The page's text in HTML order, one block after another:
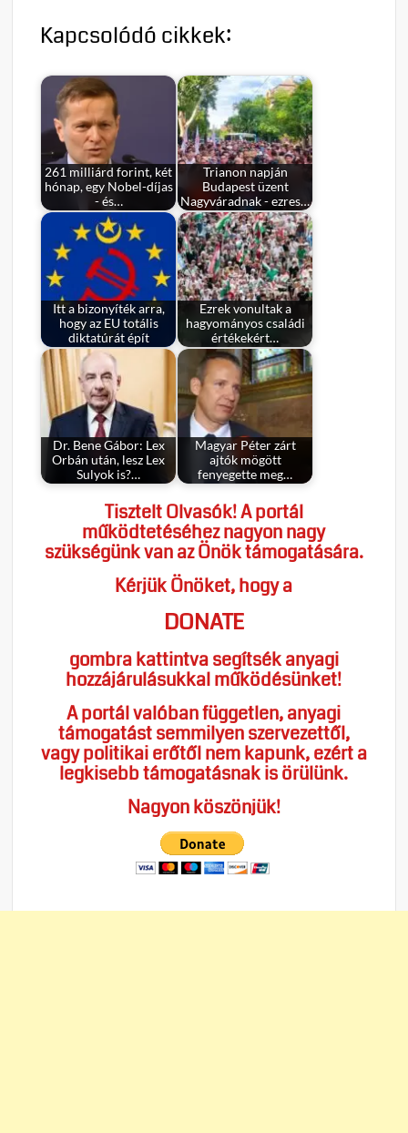
Kapcsolódó cikkek:
261 milliárd forint, két
hónap, egy Nobel-díjas
- és…
Trianon napján
Budapest üzent
Nagyváradnak - ezres…
Itt a bizonyíték arra,
hogy az EU totális
diktatúrát épít
Ezrek vonultak a
hagyományos családi
értékekért…
Dr. Bene Gábor: Lex
Orbán után, lesz Lex
Sulyok is?…
Magyar Péter zárt
ajtók mögött
fenyegette meg…
Tisztelt Olvasók! A portál
működtetéséhez nagyon nagy
szükségünk van az Önök támogatására.
Kérjük Önöket, hogy a
DONATE
gombra kattintva segítsék anyagi
hozzájárulásukkal működésünket!
A portál valóban független, anyagi
támogatást semmilyen szervezettől,
vagy politikai erőtől nem kapunk, ezért a
legkisebb támogatásnak is örülünk.
Nagyon köszönjük!